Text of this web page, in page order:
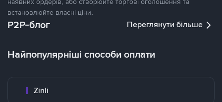
встановлюйте власні ціни.
P2P-блог Переглянути більше
Найпопулярніші способи оплати
Zinli